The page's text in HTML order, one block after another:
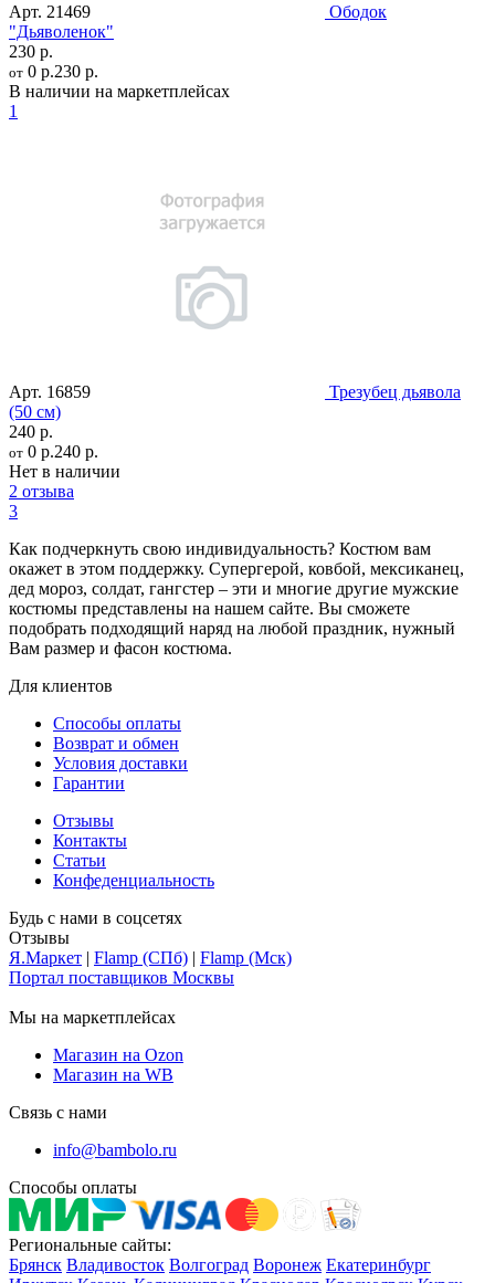
Арт. 21469
Ободок
"Дьяволенок"
230 р.
от 0 р.230 р.
В наличии на маркетплейсах
1
Арт. 16859
Трезубец дьявола
(50 см)
240 р.
от 0 р.240 р.
Нет в наличии
2 отзыва
3
Как подчеркнуть свою индивидуальность? Костюм вам
окажет в этом поддержку. Супергерой, ковбой, мексиканец,
дед мороз, солдат, гангстер – эти и многие другие мужские
костюмы представлены на нашем сайте. Вы сможете
подобрать подходящий наряд на любой праздник, нужный
Вам размер и фасон костюма.
Для клиентов
Способы оплаты
Возврат и обмен
Условия доставки
Гарантии
Отзывы
Контакты
Статьи
Конфеденциальность
Будь с нами в соцсетях
Отзывы
Я.Маркет | Flamp (СПб) | Flamp (Мск)
Портал поставщиков Москвы
Мы на маркетплейсах
Магазин на Ozon
Магазин на WB
Связь с нами
info@bambolo.ru
Способы оплаты
Региональные сайты:
Брянск Владивосток Волгоград Воронеж Екатеринбург